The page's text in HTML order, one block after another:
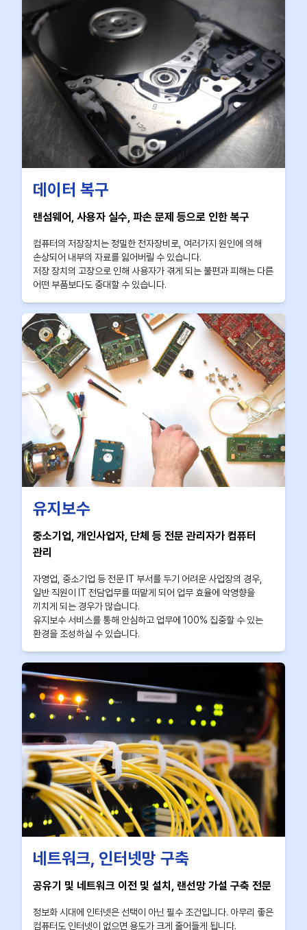
데이터 복구
랜섬웨어, 사용자 실수, 파손 문제 등으로 인한 복구
컴퓨터의 저장장치는 정밀한 전자장비로, 여러가지 원인에 의해
손상되어 내부의 자료를 잃어버릴 수 있습니다.
저장 장치의 고장으로 인해 사용자가 겪게 되는 불편과 피해는 다른
어떤 부품보다도 중대할 수 있습니다.
유지보수
중소기업, 개인사업자, 단체 등 전문 관리자가 컴퓨터
관리
자영업, 중소기업 등 전문 IT 부서를 두기 어려운 사업장의 경우,
일반 직원이 IT 전담업무를 떠맡게 되어 업무 효율에 악영향을
끼치게 되는 경우가 많습니다.
유지보수 서비스를 통해 안심하고 업무에 100% 집중할 수 있는
환경을 조성하실 수 있습니다.
네트워크, 인터넷망 구축
공유기 및 네트워크 이전 및 설치, 랜선망 가설 구축 전문
정보화 시대에 인터넷은 선택이 아닌 필수 조건입니다. 아무리 좋은
컴퓨터도 인터넷이 없으면 용도가 크게 줄어들게 됩니다.